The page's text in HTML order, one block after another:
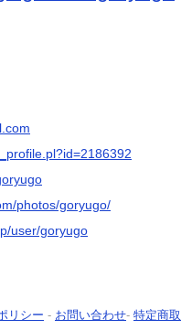
photos/goryugo/
user/goryugo
リシー - お問い合わせ- 特定商